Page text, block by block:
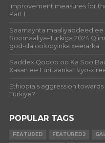
Improvement measures for
Part I
Saamaynta maaliyaddeed ee
Soomaaliya–Turkiga 2024
god-daloolooyinka xeerarka.
Saddex Qodob oo Ka Soo
Xasan ee Furitaanka Biyo-
Ethiopia’s aggression
Türkiye?
POPULAR TAGS
FEATURED FEATURED2